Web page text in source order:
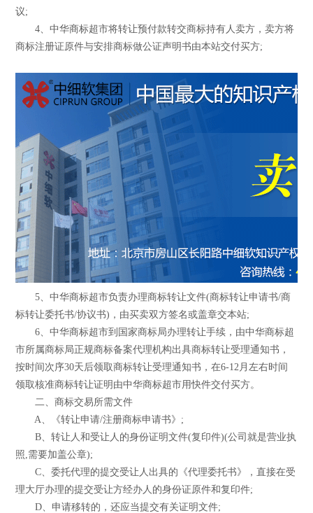
议;
4、中华商标超市将转让预付款转交商标持有人卖方，卖方将
商标注册证原件与安排商标做公证声明书由本站交付买方;
5、中华商标超市负责办理商标转让文件(商标转让申请书/商
标转让委托书/协议书)，由买卖双方签名或盖章交本站;
6、中华商标超市到国家商标局办理转让手续，由中华商标超
市所属商标局正规商标备案代理机构出具商标转让受理通知书，
按时间次序30天后领取商标转让受理通知书，在6-12月左右时间
领取核准商标转让证明由中华商标超市用快件交付买方。
二、商标交易所需文件
A、《转让申请/注册商标申请书》;
B、转让人和受让人的身份证明文件(复印件)(公司就是营业执
照,需要加盖公章);
C、委托代理的提交受让人出具的《代理委托书》，直接在受
理大厅办理的提交受让方经办人的身份证原件和复印件;
D、申请移转的，还应当提交有关证明文件;